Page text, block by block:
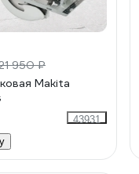
950 ₽
Makita
43931